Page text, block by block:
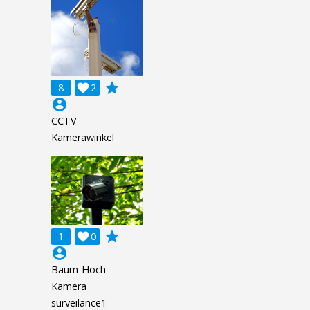
8 2

grade
account_circle
CCTV-
Kamerawinkel
1 0

grade
account_circle
Baum-Hoch
Kamera
surveilance1